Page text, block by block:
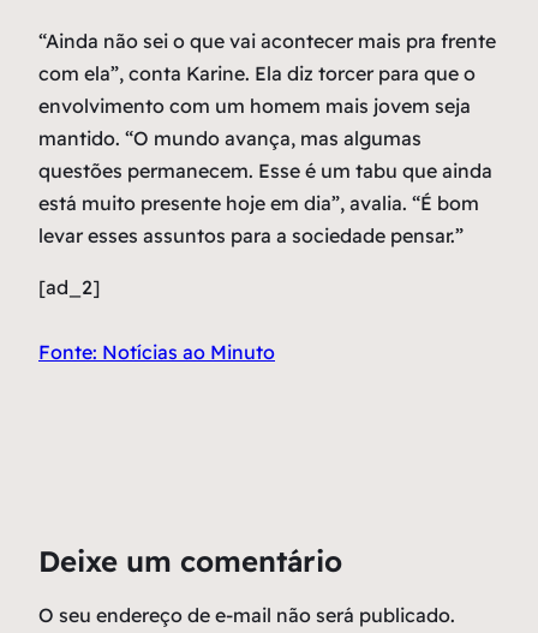
“Ainda não sei o que vai acontecer mais pra frente
com ela”, conta Karine. Ela diz torcer para que o
envolvimento com um homem mais jovem seja
mantido. “O mundo avança, mas algumas
questões permanecem. Esse é um tabu que ainda
está muito presente hoje em dia”, avalia. “É bom
levar esses assuntos para a sociedade pensar.”
[ad_2]
Fonte: Notícias ao Minuto
Deixe um comentário
O seu endereço de e-mail não será publicado.